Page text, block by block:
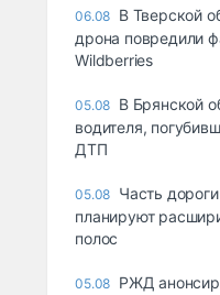
06.08 В Тверской
дрона повредили
Wildberries
05.08 В Брянской
водителя,
ДТП
05.08 Часть
планируют
полос
05.08 РЖД